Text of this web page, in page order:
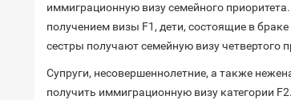
иммиграционную визу семейного
получением визы F1, дети, состоящие в
сестры получают семейную визу четвертого
Супруги, несовершеннолетние, а также
получить иммиграционную визу категории